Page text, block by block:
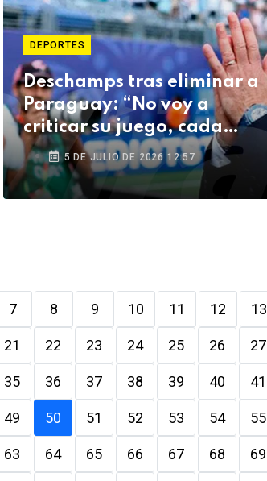
DEPORTES
Deschamps tras eliminar a
Paraguay: “No voy a
criticar su juego, cada
equipo compite como
quiere”
5 DE JULIO DE 2026 12:57
7 8 9 10 11 12 13
21 22 23 24 25 26 27
35 36 37 38 39 40 41
49 50 51 52 53 54 55
63 64 65 66 67 68 69